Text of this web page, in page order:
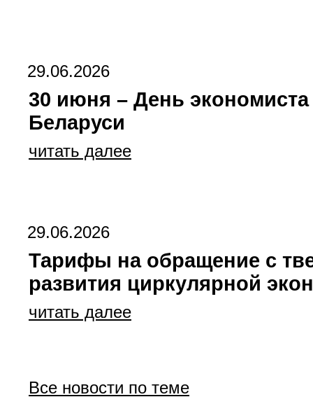
29.06.2026
30 июня – День
Беларуси
читать далее
29.06.2026
Тарифы на обращение с
развития циркулярной
читать далее
Все новости по теме